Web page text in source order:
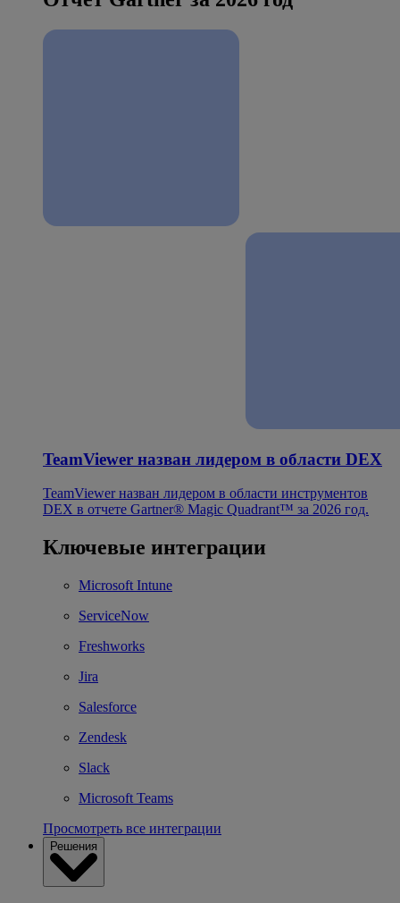
TeamViewer назван лидером в области DEX
TeamViewer назван лидером в области инструментов
DEX в отчете Gartner® Magic Quadrant™ за 2026 год.
Ключевые интеграции
Microsoft Intune
ServiceNow
Freshworks
Jira
Salesforce
Zendesk
Slack
Microsoft Teams
Просмотреть все интеграции
Решения